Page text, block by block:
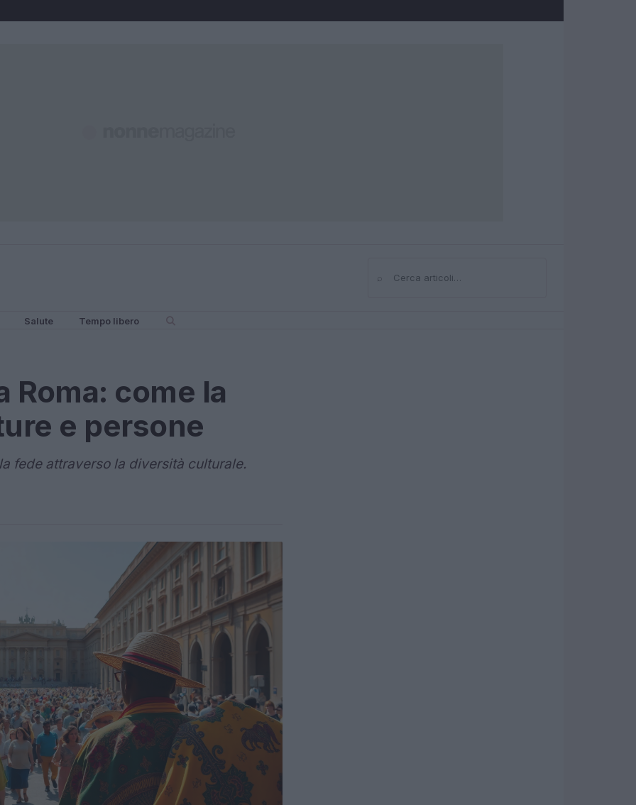
⌕Cerca
Salute Tempo libero
Roma: come la
e persone
fede attraverso la diversità culturale.